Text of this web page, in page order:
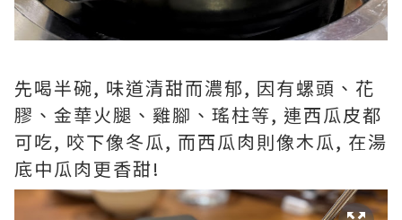
先喝半碗, 味道清甜而濃郁, 因有螺頭、花
膠、金華火腿、雞腳、瑤柱等, 連西瓜皮都
可吃, 咬下像冬瓜, 而西瓜肉則像木瓜, 在湯
底中瓜肉更香甜!